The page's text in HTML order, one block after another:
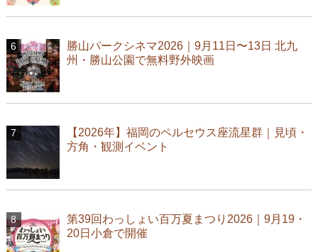
勝山パークシネマ2026｜9月11日〜13日 北九
州・勝山公園で無料野外映画
【2026年】福岡のペルセウス座流星群｜見頃・
方角・観測イベント
第39回わっしょい百万夏まつり2026｜9月19・
20日小倉で開催